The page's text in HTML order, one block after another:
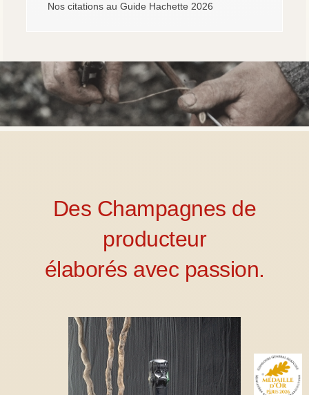
Nos citations au Guide Hachette 2026
Des Champagnes de
producteur
élaborés avec passion.